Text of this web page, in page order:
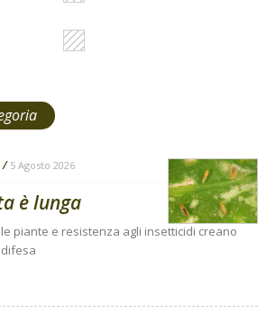
5 Agosto 2026
è lunga
piante e resistenza agli insetticidi creano